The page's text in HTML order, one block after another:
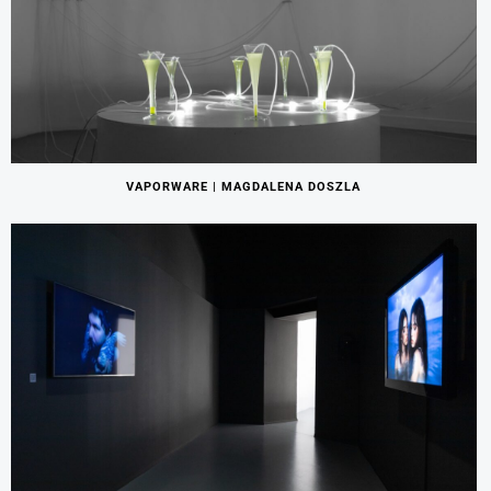
VAPORWARE | MAGDALENA DOSZLA